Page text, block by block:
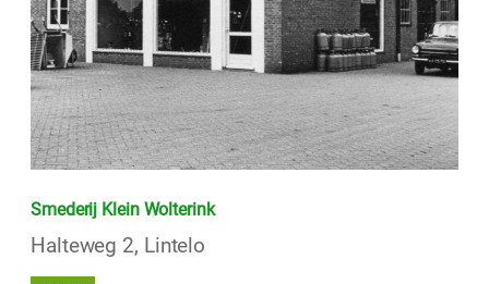
Smederij Klein Wolterink
Halteweg 2, Lintelo